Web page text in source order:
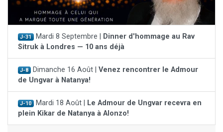
J-31 Mardi 8 Septembre |
Dinner d'hommage au Rav
Sitruk à Londres — 10 ans déjà
J-8 Dimanche 16 Août | Venez rencontrer le Admour
de Ungvar à Natanya!
J-10 Mardi 18 Août |
Le Admour de Ungvar recevra en
plein Kikar de Natanya à Alonzo!